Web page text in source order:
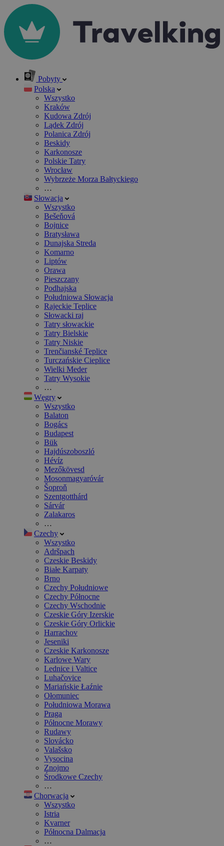
Pobyty
Polska
Wszystko
Kraków
Kudowa Zdrój
Lądek Zdrój
Polanica Zdrój
Beskidy
Karkonosze
Polskie Tatry
Wrocław
Wybrzeże Morza Bałtyckiego
…
Słowacja
Wszystko
Bešeňová
Bojnice
Bratysława
Dunajska Streda
Komarno
Liptów
Orawa
Pieszczany
Podhajska
Południowa Słowacja
Rajeckie Teplice
Słowacki raj
Tatry słowackie
Tatry Bielskie
Tatry Niskie
Trenčianské Teplice
Turczańskie Cieplice
Wielki Meder
Tatry Wysokie
…
Węgry
Wszystko
Balaton
Bogács
Budapest
Bük
Hajdúszoboszló
Hévíz
Mezőkövesd
Mosonmagyaróvár
Šoproň
Szentgotthárd
Sárvár
Zalakaros
…
Czechy
Wszystko
Adršpach
Czeskie Beskidy
Białe Karpaty
Brno
Czechy Południowe
Czechy Północne
Czechy Wschodnie
Czeskie Góry Izerskie
Czeskie Góry Orlickie
Harrachov
Jeseniki
Czeskie Karkonosze
Karlowe Wary
Lednice i Valtice
Luhačovice
Mariańskie Łaźnie
Ołomuniec
Południowa Morawa
Praga
Północne Morawy
Rudawy
Slovácko
Valašsko
Vysocina
Znojmo
Środkowe Czechy
…
Chorwacja
Wszystko
Istria
Kvarner
Północna Dalmacja
…